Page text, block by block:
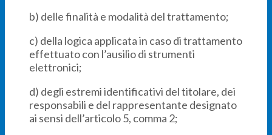
b) delle finalità e modalità del trattamento;
c) della logica applicata in caso di trattamento
effettuato con l’ausilio di strumenti
elettronici;
d) degli estremi identificativi del titolare, dei
responsabili e del rappresentante designato
ai sensi dell’articolo 5, comma 2;